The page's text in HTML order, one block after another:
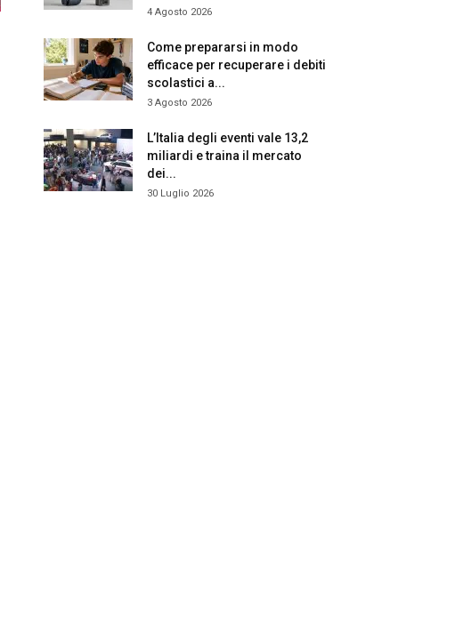
4 Agosto 2026
Come prepararsi in modo
efficace per recuperare i debiti
scolastici a...
3 Agosto 2026
L’Italia degli eventi vale 13,2
miliardi e traina il mercato
dei...
30 Luglio 2026